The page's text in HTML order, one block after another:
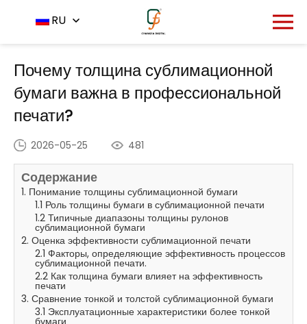
RU
Главная - Центр новостей
сублимационной бумаги важна в профессиональной печати?
Почему толщина сублимационной
бумаги важна в профессиональной
печати?
2026-05-25 481
Содержание
1. Понимание толщины сублимационной бумаги
1.1 Роль толщины бумаги в сублимационной печати
1.2 Типичные диапазоны толщины рулонов
сублимационной бумаги
2. Оценка эффективности сублимационной печати
2.1 Факторы, определяющие эффективность процессов
сублимационной печати.
2.2 Как толщина бумаги влияет на эффективность
печати
3. Сравнение тонкой и толстой сублимационной бумаги
3.1 Эксплуатационные характеристики более тонкой
бумаги